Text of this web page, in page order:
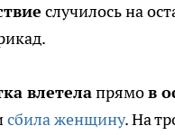
случилось на
влетелапрямов
сбила женщину. На